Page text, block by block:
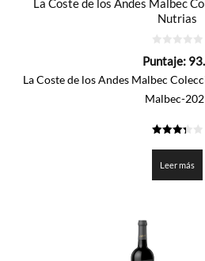
La Coste de los Andes Malbec
Nutrias
de
Puntaje:
La Coste de los Andes Malbec
Malbec-
de 5
Leer más